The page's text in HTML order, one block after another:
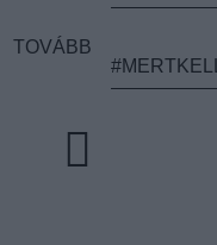
TOVÁBB